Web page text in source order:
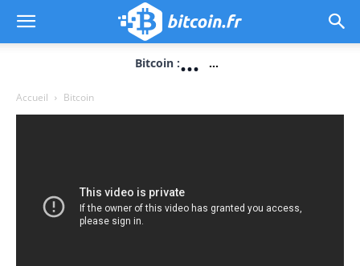
Bitcoin :... ...
Accueil Bitcoin